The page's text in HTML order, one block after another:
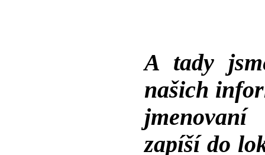
A tady
našich
zapíší do